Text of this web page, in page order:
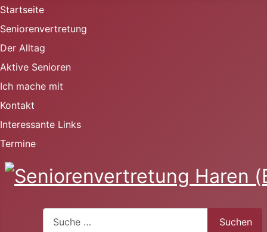
Startseite
Seniorenvertretung
Der Alltag
Aktive Senioren
Ich mache mit
Kontakt
Interessante Links
Termine
Suchen